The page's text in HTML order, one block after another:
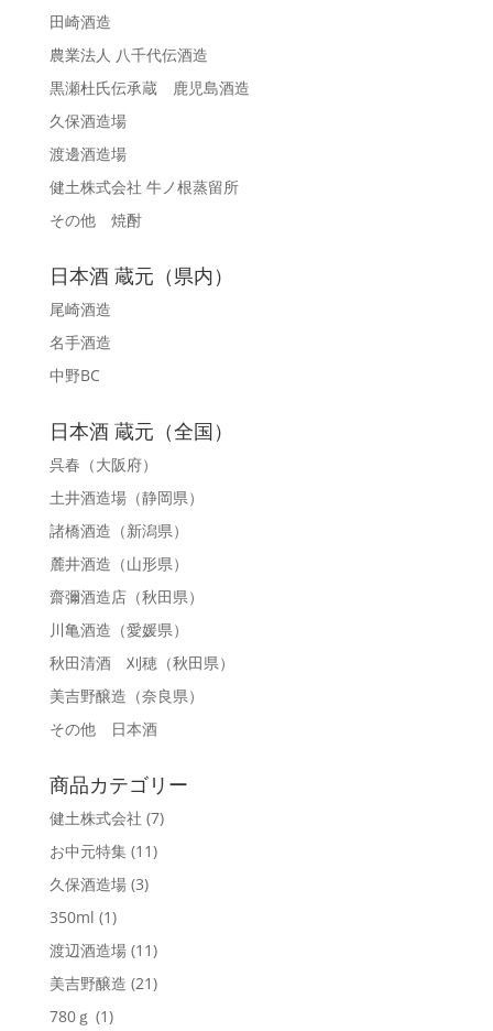
田崎酒造
農業法人 八千代伝酒造
黒瀬杜氏伝承蔵 鹿児島酒造
久保酒造場
渡邊酒造場
健土株式会社 牛ノ根蒸留所
その他 焼酎
日本酒 蔵元（県内）
尾崎酒造
名手酒造
中野BC
日本酒 蔵元（全国）
呉春 （大阪府）
土井酒造場（静岡県）
諸橋酒造 （新潟県）
麓井酒造 （山形県）
齋彌酒造店（秋田県）
川亀酒造 （愛媛県）
秋田清酒 刈穂（秋田県）
美吉野醸造 （奈良県）
その他 日本酒
商品カテゴリー
健土株式会社 (7)
お中元特集 (11)
久保酒造場 (3)
350ml (1)
渡辺酒造場 (11)
美吉野醸造 (21)
780ｇ (1)